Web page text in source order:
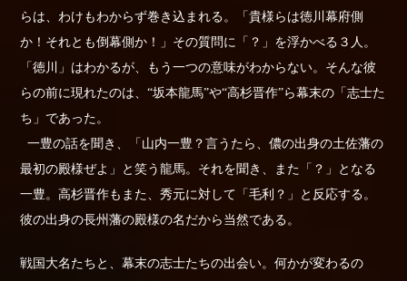
らは、わけもわからず巻き込まれる。「貴様らは徳川幕府側
か！それとも倒幕側か！」その質問に「？」を浮かべる３人。
「徳川」はわかるが、もう一つの意味がわからない。そんな彼
らの前に現れたのは、“坂本龍馬”や“高杉晋作”ら幕末の「志士た
ち」であった。
一豊の話を聞き、「山内一豊？言うたら、儂の出身の土佐藩の
最初の殿様ぜよ」と笑う龍馬。それを聞き、また「？」となる
一豊。高杉晋作もまた、秀元に対して「毛利？」と反応する。
彼の出身の長州藩の殿様の名だから当然である。
戦国大名たちと、幕末の志士たちの出会い。何かが変わるの